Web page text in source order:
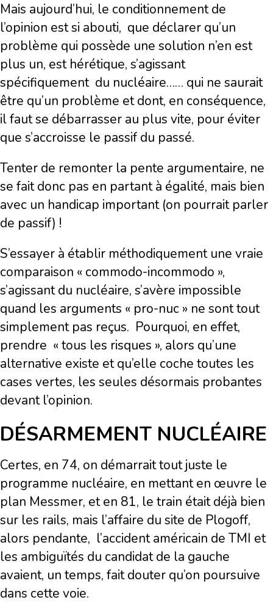
Mais aujourd’hui, le conditionnement de
l’opinion est si abouti, que déclarer qu’un
problème qui possède une solution n’en est
plus un, est hérétique, s’agissant
spécifiquement du nucléaire…… qui ne saurait
être qu’un problème et dont, en conséquence,
il faut se débarrasser au plus vite, pour éviter
que s’accroisse le passif du passé.
Tenter de remonter la pente argumentaire, ne
se fait donc pas en partant à égalité, mais bien
avec un handicap important (on pourrait parler
de passif) !
S’essayer à établir méthodiquement une vraie
comparaison « commodo-incommodo »,
s’agissant du nucléaire, s’avère impossible
quand les arguments « pro-nuc » ne sont tout
simplement pas reçus. Pourquoi, en effet,
prendre « tous les risques », alors qu’une
alternative existe et qu’elle coche toutes les
cases vertes, les seules désormais probantes
devant l’opinion.
DÉSARMEMENT NUCLÉAIRE
Certes, en 74, on démarrait tout juste le
programme nucléaire, en mettant en œuvre le
plan Messmer, et en 81, le train était déjà bien
sur les rails, mais l’affaire du site de Plogoff,
alors pendante, l’accident américain de TMI et
les ambiguïtés du candidat de la gauche
avaient, un temps, fait douter qu’on poursuive
dans cette voie.